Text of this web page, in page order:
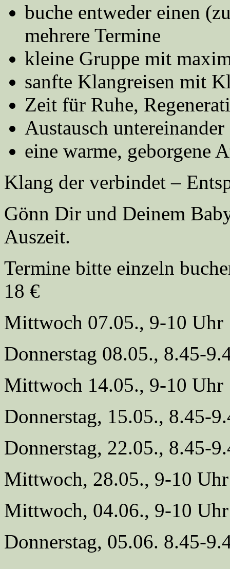
buche entweder einen
mehrere Termine
kleine Gruppe mit
sanfte Klangreisen mit
Zeit für Ruhe,
Austausch untereinander
eine warme, geborgene
Klang der verbindet –
Gönn Dir und Deinem
Auszeit.
Termine bitte einzeln
18 €
Mittwoch 07.05., 9-10 Uhr
Donnerstag 08.05., 8.45-
Mittwoch 14.05., 9-10 Uhr
Donnerstag, 15.05., 8.45-
Donnerstag, 22.05., 8.45-
Mittwoch, 28.05., 9-10 Uhr
Mittwoch, 04.06., 9-10 Uhr
Donnerstag, 05.06. 8.45-